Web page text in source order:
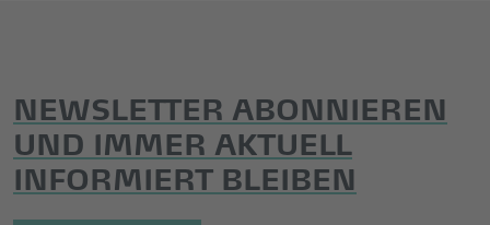
NEWSLETTER ABONNIEREN
UND IMMER AKTUELL
INFORMIERT BLEIBEN